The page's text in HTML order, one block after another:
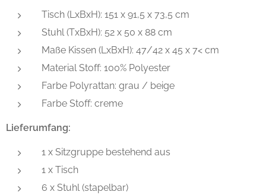
Tisch (LxBxH): 151 x 91,5 x 73,5 cm
Stuhl (TxBxH): 52 x 50 x 88 cm
Maße Kissen (LxBxH): 47/42 x 45 x 7< cm
Material Stoff: 100% Polyester
Farbe Polyrattan: grau / beige
Farbe Stoff: creme
Lieferumfang:
1 x Sitzgruppe bestehend aus
1 x Tisch
6 x Stuhl (stapelbar)